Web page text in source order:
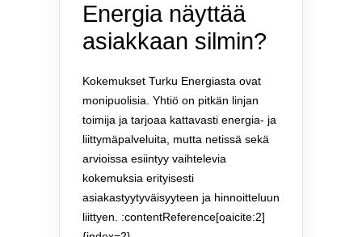
Energia näyttää
asiakkaan silmin?
Kokemukset Turku Energiasta ovat
monipuolisia. Yhtiö on pitkän linjan
toimija ja tarjoaa kattavasti energia- ja
liittymäpalveluita, mutta netissä sekä
arvioissa esiintyy vaihtelevia
kokemuksia erityisesti
asiakastyytyväisyyteen ja hinnoitteluun
liittyen. :contentReference[oaicite:2]